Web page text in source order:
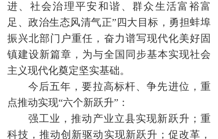
进、社会治理平安和谐、群众生活富裕富
足、政治生态风清气正”四大目标，勇担蚌埠
振兴北部门户重任，奋力谱写现代化美好固
镇建设新篇章，为与全国同步基本实现社会
主义现代化奠定坚实基础。
今后五年，要拉高标杆、争先进位，重
点推动实现“六个新跃升”：
强工业，推动产业立县实现新跃升；重
科技，推动创新驱动实现新跃升；促改革，